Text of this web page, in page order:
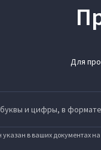
Для
в ваших документах